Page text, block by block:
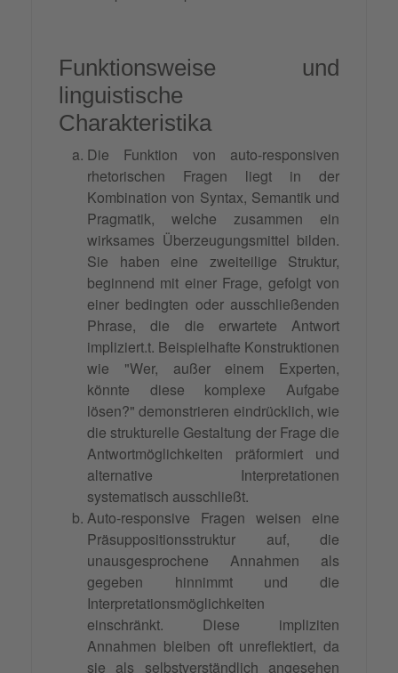
Funktionsweise und
linguistische
Charakteristika
Die Funktion von auto-responsiven
rhetorischen Fragen liegt in der
Kombination von Syntax, Semantik und
Pragmatik, welche zusammen ein
wirksames Überzeugungsmittel bilden.
Sie haben eine zweiteilige Struktur,
beginnend mit einer Frage, gefolgt von
einer bedingten oder ausschließenden
Phrase, die die erwartete Antwort
impliziert.t. Beispielhafte Konstruktionen
wie "Wer, außer einem Experten,
könnte diese komplexe Aufgabe
lösen?" demonstrieren eindrücklich, wie
die strukturelle Gestaltung der Frage die
Antwortmöglichkeiten präformiert und
alternative Interpretationen
systematisch ausschließt.
Auto-responsive Fragen weisen eine
Präsuppositionsstruktur auf, die
unausgesprochene Annahmen als
gegeben hinnimmt und die
Interpretationsmöglichkeiten
einschränkt. Diese impliziten
Annahmen bleiben oft unreflektiert, da
sie als selbstverständlich angesehen